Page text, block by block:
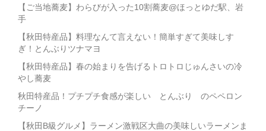
【ご当地蕎麦】わらびが入った10割蕎麦@ほっとゆだ駅、岩
手
【秋田特産品】料理なんて言えない！簡単すぎて美味しす
ぎ！とんぶりツナマヨ
【秋田特産品】春の始まりを告げるトロトロじゅんさいの冷
やし蕎麦
秋田特産品！プチプチ食感が楽しい とんぶり のペペロン
チーノ
【秋田B級グルメ】ラーメン激戦区大曲の美味しいラーメンま